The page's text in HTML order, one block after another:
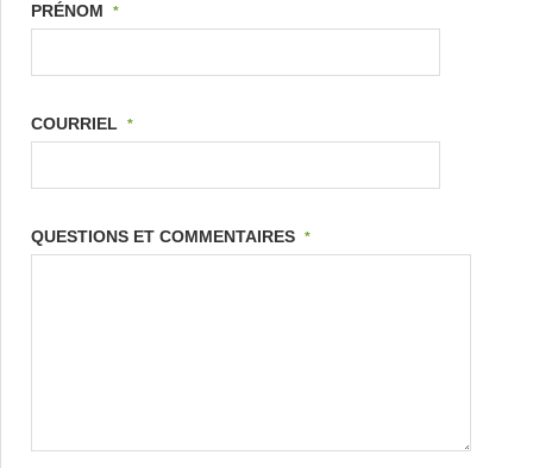
PRÉNOM *
COURRIEL *
QUESTIONS ET COMMENTAIRES *